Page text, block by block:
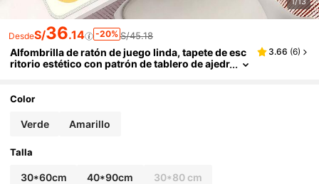
DesdeS/36.14 -20% S/45.18
Alfombrilla de ratón de juego linda, tapete de esc
ritorio estético con patrón de tablero de ajedr
protector de escritorio impermeable, decoración
e suerte
3.66 (6)
Color
Verde Amarillo
Talla
30*60cm 40*90cm 30*80 cm